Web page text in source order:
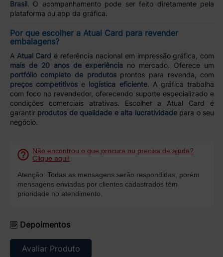
Brasil . O acompanhamento pode ser feito diretamente pela
plataforma ou app da gráfica.
Por que escolher a Atual Card para revender
embalagens?
A Atual Card é referência nacional em impressão gráfica, com
mais de 20 anos de experiência no mercado. Oferece um
portfólio completo de produtosprontos para revenda, com
preços competitivos e logística eficiente. A gráfica trabalha
com foco no revendedor, oferecendo suporte especializado e
condições comerciais atrativas. Escolher a Atual Card é
garantir produtos de qualidade e alta lucratividadepara o seu
negócio.
Não encontrou o que procura ou precisa de ajuda?
Clique aqui!
Atenção: Todas as mensagens serão respondidas, porém
mensagens enviadas por clientes cadastrados têm
prioridade no atendimento.
Depoimentos
Avaliar Produto